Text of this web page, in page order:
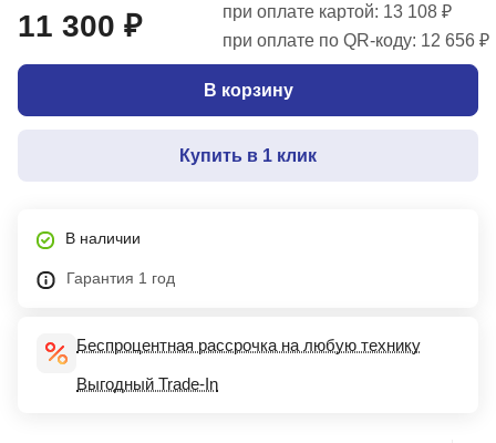
11 300 ₽
при оплате картой: 13 108 ₽
при оплате по QR-коду: 12 656 ₽
В корзину
Купить в 1 клик
В наличии
Гарантия 1 год
Беспроцентная рассрочка на любую технику
Выгодный Trade-In